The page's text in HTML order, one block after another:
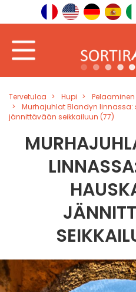
Tervetuloa Hupi
Pelaaminen
Murhajuhlat Blandyn linnassa:
jännittävään seikkailuun (77)